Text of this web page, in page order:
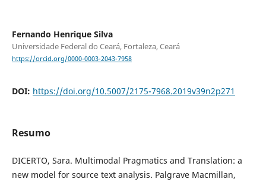
Fernando Henrique Silva
Universidade Federal do Ceará, Fortaleza, Ceará
https://orcid.org/0000-0003-2043-7958
DOI: https://doi.org/10.5007/2175-7968.2019v39n2p271
Resumo
DICERTO, Sara. Multimodal Pragmatics and Translation: a
new model for source text analysis. Palgrave Macmillan,